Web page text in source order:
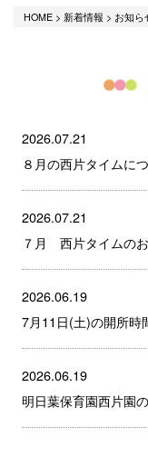
HOME> 新着情報 > お知ら
2026.07.21
８月の西片タイムに
2026.07.21
７月 西片タイムの
2026.06.19
7月11日(土)の開所時
2026.06.19
明日葉保育園西片園